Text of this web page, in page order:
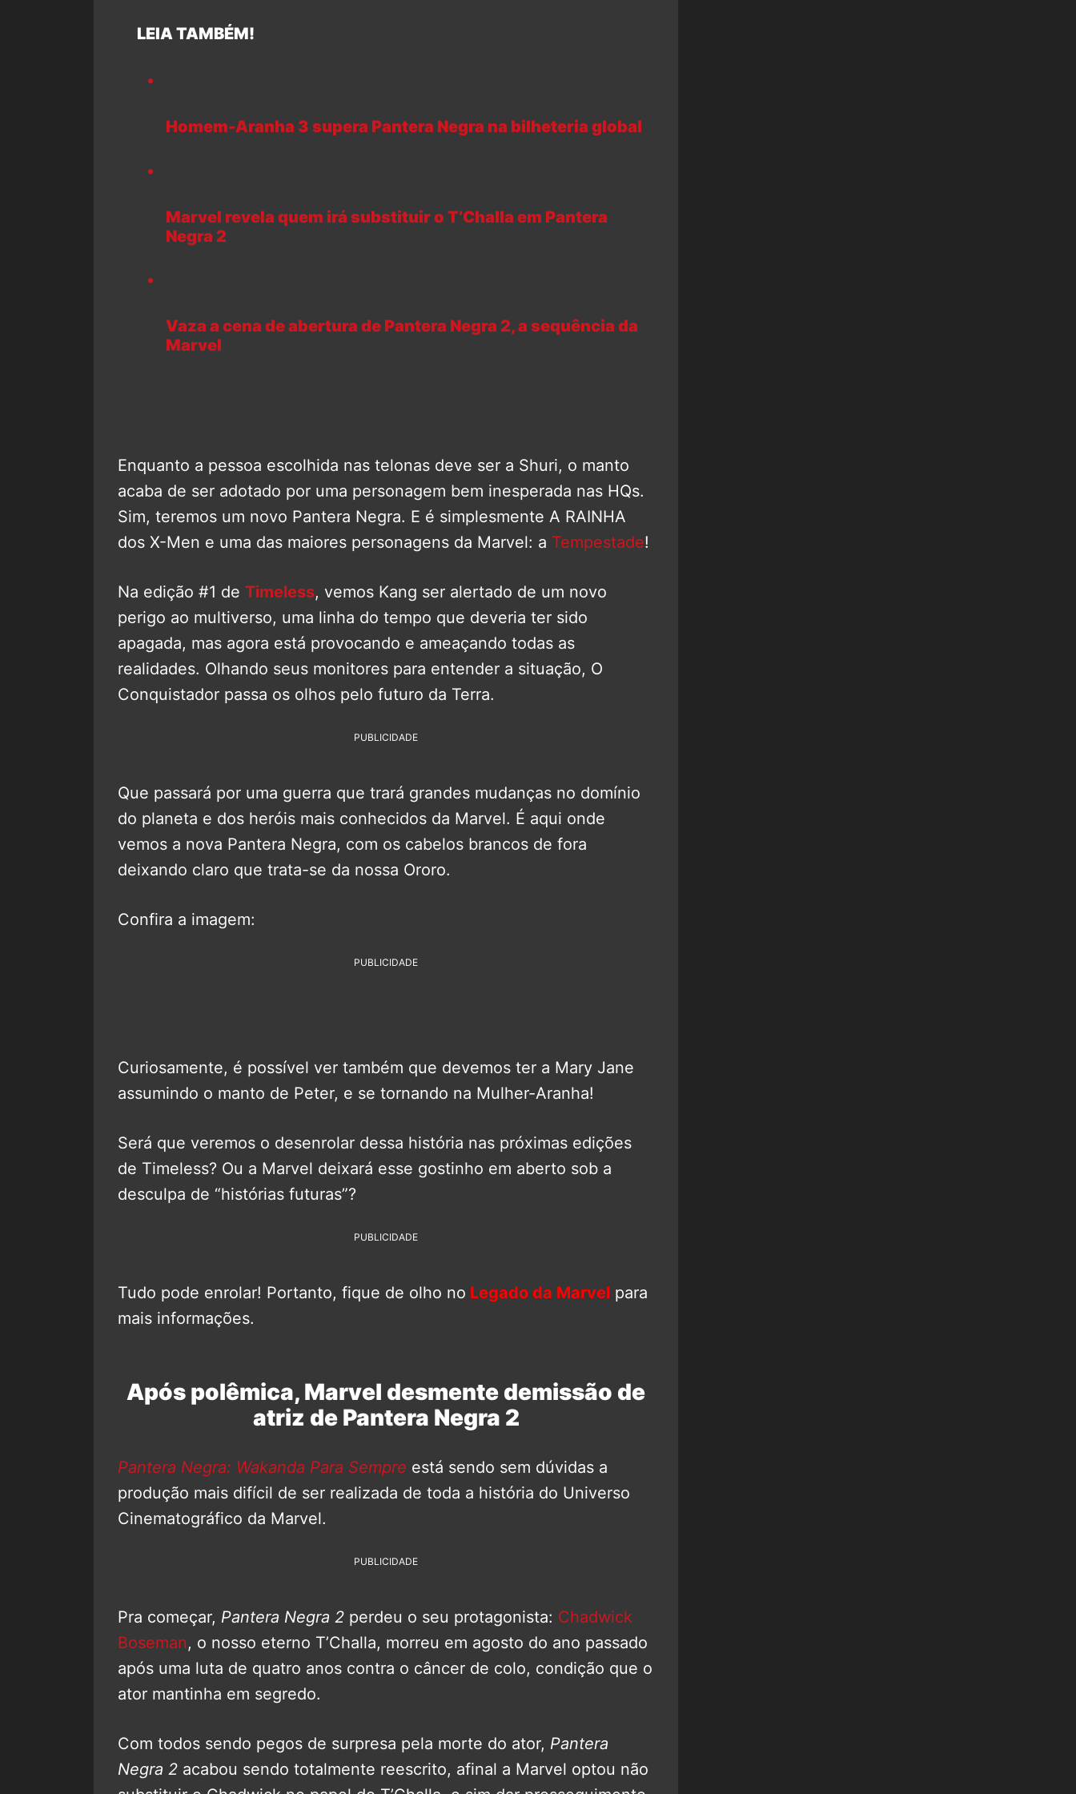
LEIA TAMBÉM!
Homem-Aranha 3 supera Pantera Negra na bilheteria global
Marvel revela quem irá substituir o T’Challa em Pantera
Negra 2
Vaza a cena de abertura de Pantera Negra 2, a sequência da
Marvel
Enquanto a pessoa escolhida nas telonas deve ser a Shuri, o manto
acaba de ser adotado por uma personagem bem inesperada nas HQs.
Sim, teremos um novo Pantera Negra. E é simplesmente A RAINHA
dos X-Men e uma das maiores personagens da Marvel: a Tempestade!
Na edição #1 de Timeless, vemos Kang ser alertado de um novo
perigo ao multiverso, uma linha do tempo que deveria ter sido
apagada, mas agora está provocando e ameaçando todas as
realidades. Olhando seus monitores para entender a situação, O
Conquistador passa os olhos pelo futuro da Terra.
PUBLICIDADE
Que passará por uma guerra que trará grandes mudanças no domínio
do planeta e dos heróis mais conhecidos da Marvel. É aqui onde
vemos a nova Pantera Negra, com os cabelos brancos de fora
deixando claro que trata-se da nossa Ororo.
Confira a imagem:
PUBLICIDADE
Curiosamente, é possível ver também que devemos ter a Mary Jane
assumindo o manto de Peter, e se tornando na Mulher-Aranha!
Será que veremos o desenrolar dessa história nas próximas edições
de Timeless? Ou a Marvel deixará esse gostinho em aberto sob a
desculpa de “histórias futuras”?
PUBLICIDADE
Tudo pode enrolar! Portanto, fique de olho no Legado da Marvel para
mais informações.
Após polêmica, Marvel desmente demissão de
atriz de Pantera Negra 2
Pantera Negra: Wakanda Para Sempre está sendo sem dúvidas a
produção mais difícil de ser realizada de toda a história do Universo
Cinematográfico da Marvel.
PUBLICIDADE
Pra começar, Pantera Negra 2 perdeu o seu protagonista: Chadwick
Boseman, o nosso eterno T’Challa, morreu em agosto do ano passado
após uma luta de quatro anos contra o câncer de colo, condição que o
ator mantinha em segredo.
Com todos sendo pegos de surpresa pela morte do ator, Pantera
Negra 2 acabou sendo totalmente reescrito, afinal a Marvel optou não